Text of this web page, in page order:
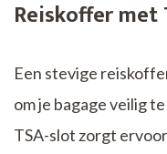
Reiskoffer met
Een stevige
om je bagage veilig
TSA-slot zorgt